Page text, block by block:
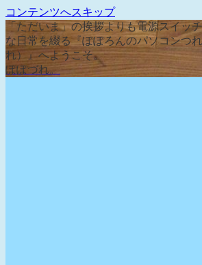
コンテンツへスキップ
「ただいま」の挨拶よりも電源スイッ
な日常を綴る『ぽぽろんのパソコンつ
れ）』へようこそ。
ぽぽづれ。